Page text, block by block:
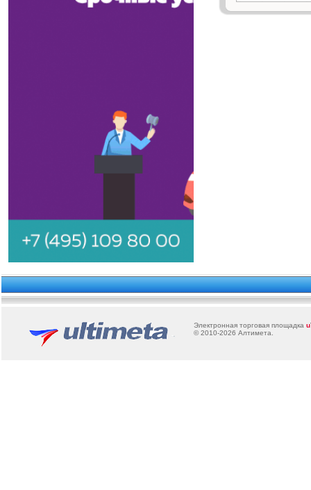
Электронная торговая площадка u
© 2010-2026 Алтимета